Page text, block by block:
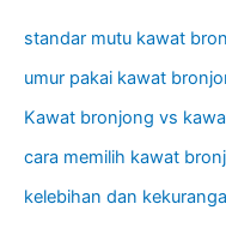
standar mutu kawat
umur pakai kawat
Kawat bronjong vs
cara memilih kawat
kelebihan dan